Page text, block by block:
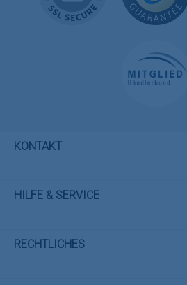
KONTAKT
HILFE & SERVICE
RECHTLICHES